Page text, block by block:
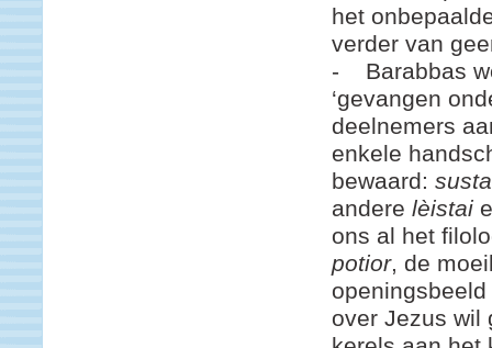
het
verder van
- Barabbas
‘gevangen
deelnemers
enkele
bewaard:
andere lèistai
ons al het
potior, de
over Jezus wil